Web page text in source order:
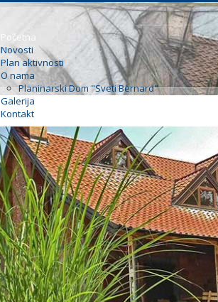
Početna
Novosti
Plan aktivnosti
O nama
Planinarski Dom "Sveti Bernard"
Galerija
Kontakt